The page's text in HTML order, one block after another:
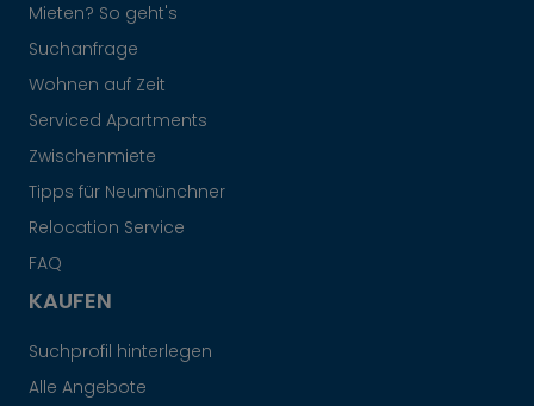
Mieten? So geht's
Suchanfrage
Wohnen auf Zeit
Serviced Apartments
Zwischenmiete
Tipps für Neumünchner
Relocation Service
FAQ
KAUFEN
Suchprofil hinterlegen
Alle Angebote